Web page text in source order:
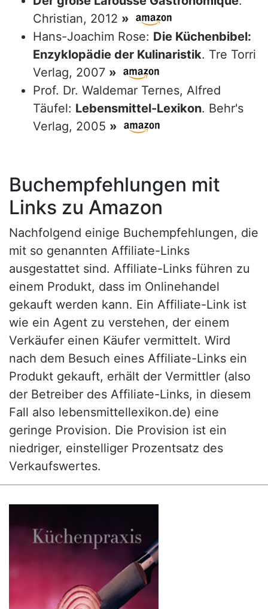
Christian, 2012 »
Hans-Joachim Rose: Die Küchenbibel:
Enzyklopädie der Kulinaristik. Tre Torri
Verlag, 2007 »
Prof. Dr. Waldemar Ternes, Alfred
Täufel: Lebensmittel-Lexikon. Behr's
Verlag, 2005 »
Buchempfehlungen mit
Links zu Amazon
Nachfolgend einige Buchempfehlungen, die
mit so genannten Affiliate-Links
ausgestattet sind. Affiliate-Links führen zu
einem Produkt, dass im Onlinehandel
gekauft werden kann. Ein Affiliate-Link ist
wie ein Agent zu verstehen, der einem
Verkäufer einen Käufer vermittelt. Wird
nach dem Besuch eines Affiliate-Links ein
Produkt gekauft, erhält der Vermittler (also
der Betreiber des Affiliate-Links, in diesem
Fall also lebensmittellexikon.de) eine
geringe Provision. Die Provision ist ein
niedriger, einstelliger Prozentsatz des
Verkaufswertes.